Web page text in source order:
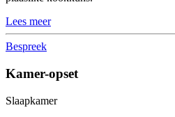
Lees meer
Bespreek
Kamer-opset
Slaapkamer